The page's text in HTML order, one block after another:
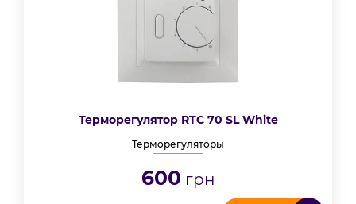
Терморегулятор RTC 70 SL White
Терморегуляторы
600 грн